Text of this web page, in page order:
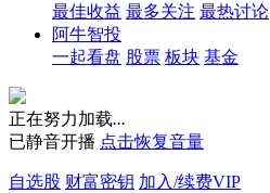
最佳收益 最多关注 最热讨论
阿牛智投
一起看盘 股票 板块 基金
正在努力加载...
已静音开播 点击恢复音量
自选股 财富密钥 加入/续费VIP